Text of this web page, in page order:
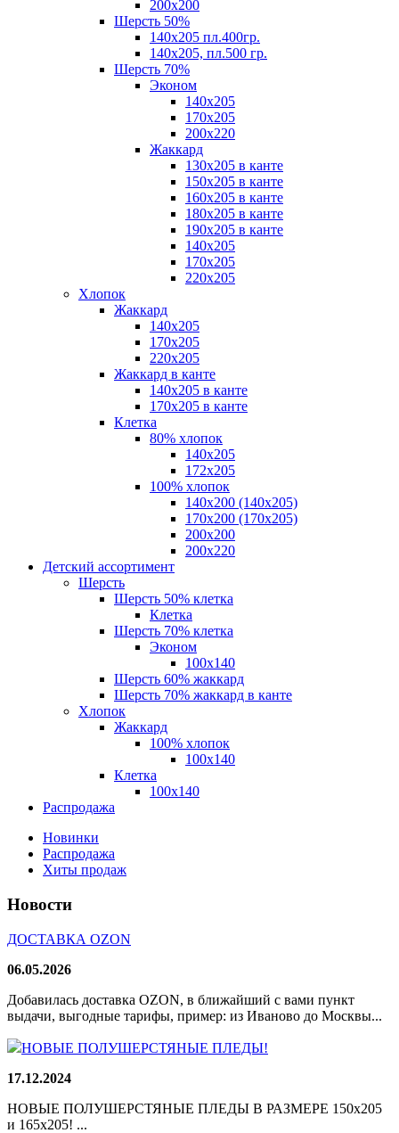
200х200
Шерсть 50%
140х205 пл.400гр.
140х205, пл.500 гр.
Шерсть 70%
Эконом
140х205
170х205
200х220
Жаккард
130х205 в канте
150х205 в канте
160х205 в канте
180х205 в канте
190х205 в канте
140х205
170х205
220х205
Хлопок
Жаккард
140x205
170х205
220х205
Жаккард в канте
140х205 в канте
170х205 в канте
Клетка
80% хлопок
140x205
172х205
100% хлопок
140x200 (140х205)
170x200 (170х205)
200х200
200х220
Детский ассортимент
Шерсть
Шерсть 50% клетка
Клетка
Шерсть 70% клетка
Эконом
100x140
Шерсть 60% жаккард
Шерсть 70% жаккард в канте
Хлопок
Жаккард
100% хлопок
100x140
Клетка
100х140
Распродажа
Новинки
Распродажа
Хиты продаж
Новости
ДОСТАВКА OZON
06.05.2026
Добавилась доставка OZON, в ближайший с вами пункт
выдачи, выгодные тарифы, пример: из Иваново до Москвы...
НОВЫЕ ПОЛУШЕРСТЯНЫЕ ПЛЕДЫ!
17.12.2024
НОВЫЕ ПОЛУШЕРСТЯНЫЕ ПЛЕДЫ В РАЗМЕРЕ 150х205
и 165х205! ...